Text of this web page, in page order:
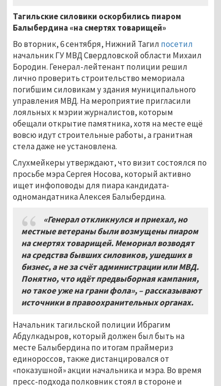
Тагильские силовики оскорбились пиаром
Балыбердина «на смертях товарищей»
Во вторник, 6 сентября, Нижний Тагил посетил
начальник ГУ МВД Свердловской области Михаил
Бородин. Генерал-лейтенант полиции решил
лично проверить строительство мемориала
погибшим силовикам у здания муниципального
управления МВД. На мероприятие пригласили
лояльных к мэрии журналистов, которым
обещали открытие памятника, хотя на месте ещё
вовсю идут строительные работы, а гранитная
стела даже не установлена.
Слухмейкеры утверждают, что визит состоялся по
просьбе мэра Сергея Носова, который активно
ищет инфоповоды для пиара кандидата-
одномандатника Алексея Балыбердина.
«Генерал откликнулся и приехал, но
местные ветераны были возмущены пиаром
на смертях товарищей. Мемориал возводят
на средства бывших силовиков, ушедших в
бизнес, а не за счёт администрации или МВД.
Понятно, что идёт предвыборная кампания,
но такое уже на грани фола», – рассказывают
источники в правоохранительных органах.
Начальник тагильской полиции Ибрагим
Абдулкадыров, который должен был быть на
месте Балыбердина по итогам праймериз
единороссов, также дистанцировался от
«показушной» акции начальника и мэра. Во время
пресс-подхода полковник стоял в стороне и